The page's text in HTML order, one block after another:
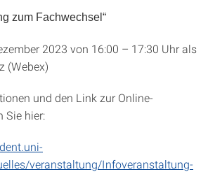
zum Fachwechsel“
2023 von 16:00 – 17:30 Uhr als
(Webex)
und den Link zur Online-
Sie hier:
veranstaltung/Infoveranstaltung-